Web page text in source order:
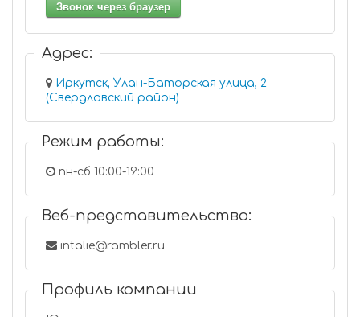
Звонок через браузер
Адрес:
Иркутск, Улан-Баторская улица, 2
(Свердловский район)
Режим работы:
пн-сб 10:00-19:00
Веб-представительство:
intalie@rambler.ru
Профиль компании